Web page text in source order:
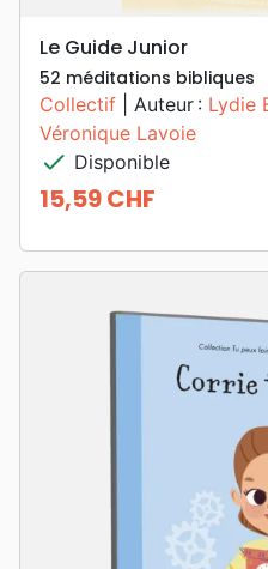
Le Guide Junior
52 méditations bibliques
Collectif | Auteur : Lydie
Véronique Lavoie
check Disponible
Prix
15,59 CHF